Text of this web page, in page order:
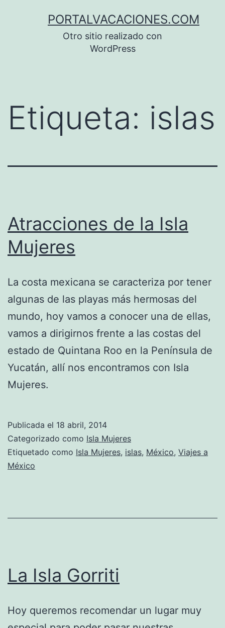
PORTALVACACIONES.COM
Otro sitio realizado con
WordPress
Etiqueta: islas
Atracciones de la Isla
Mujeres
La costa mexicana se caracteriza por tener
algunas de las playas más hermosas del
mundo, hoy vamos a conocer una de ellas,
vamos a dirigirnos frente a las costas del
estado de Quintana Roo en la Península de
Yucatán, allí nos encontramos con Isla
Mujeres.
Publicada el 18 abril, 2014
Categorizado como Isla Mujeres
Etiquetado como Isla Mujeres, islas, México, Viajes a
México
La Isla Gorriti
Hoy queremos recomendar un lugar muy